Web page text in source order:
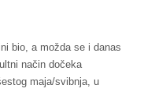
bio, a možda se i danas
način dočeka
maja/svibnja, u